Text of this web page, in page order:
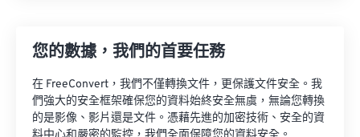
您的數據，我們的首要任務
在 FreeConvert，我們不僅轉換文件，更保護文件安全。我
們強大的安全框架確保您的資料始終安全無虞，無論您轉換
的是影像、影片還是文件。憑藉先進的加密技術、安全的資